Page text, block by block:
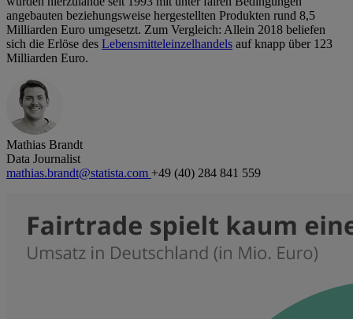
angebauten beziehungsweise hergestellten Produkten rund 8,5
Milliarden Euro umgesetzt. Zum Vergleich: Allein 2018 beliefen
sich die Erlöse des Lebensmitteleinzelhandels auf knapp über 123
Milliarden Euro.
Mathias Brandt
Data Journalist
mathias.brandt@statista.com +49 (40) 284 841 559